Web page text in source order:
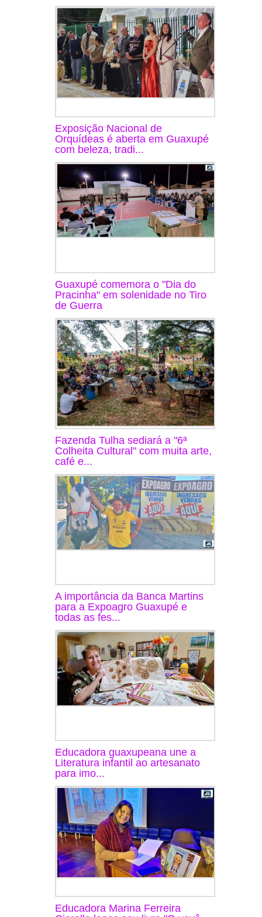
Exposição Nacional de
Orquídeas é aberta em Guaxupé
com beleza, tradi...
Guaxupé comemora o "Dia do
Pracinha" em solenidade no Tiro
de Guerra
Fazenda Tulha sediará a "6ª
Colheita Cultural" com muita arte,
café e...
A importância da Banca Martins
para a Expoagro Guaxupé e
todas as fes...
Educadora guaxupeana une a
Literatura infantil ao artesanato
para imo...
Educadora Marina Ferreira